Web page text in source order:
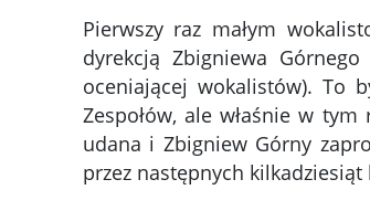
Pierwszy raz małym
dyrekcją Zbigniewa
oceniającej wokalistów). To
Zespołów, ale właśnie w tym
udana i Zbigniew Górny
przez następnych